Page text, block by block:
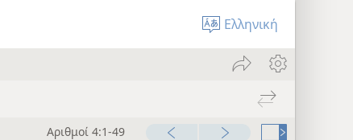
Ελληνική
Αριθμοί 4:1-49